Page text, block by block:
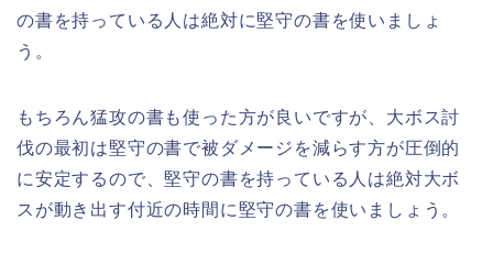
の書を持っている人は絶対に堅守の書を使いましょ
う。
もちろん猛攻の書も使った方が良いですが、大ボス討
伐の最初は堅守の書で被ダメージを減らす方が圧倒的
に安定するので、堅守の書を持っている人は絶対大ボ
スが動き出す付近の時間に堅守の書を使いましょう。